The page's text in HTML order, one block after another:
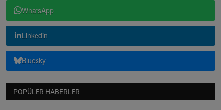
WhatsApp
Linkedin
Bluesky
POPÜLER HABERLER